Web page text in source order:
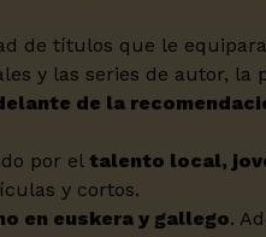
de títulos que le
y las series de autor,
de la
por eltalento local,
y cortos.
en euskera y gallego.